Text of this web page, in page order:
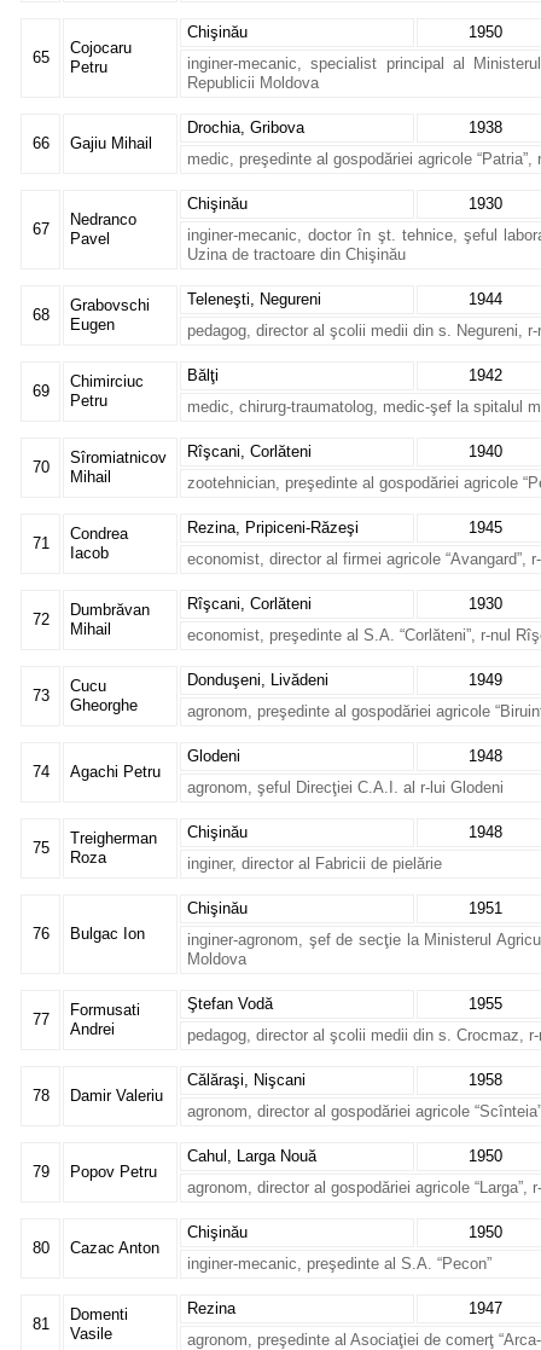
65
Cojocaru
Petru
Chişinău
1950
inginer-mecanic, specialist principal al
Republicii Moldova
66 Gajiu Mihail
Drochia, Gribova
1938
medic, preşedinte al gospodăriei agricole “Patria”,
67
Nedranco
Pavel
Chişinău
1930
inginer-mecanic, doctor în şt. tehnice, şeful
Uzina de tractoare din Chişinău
68
Grabovschi
Eugen
Teleneşti, Negureni
1944
pedagog, director al şcolii medii din s. Negureni,
69
Chimirciuc
Petru
Bălţi
1942
medic, chirurg-traumatolog, medic-şef la spitalul
70
Sîromiatnicov
Mihail
Rîşcani, Corlăteni
1940
zootehnician, preşedinte al gospodăriei agricole
71
Condrea
Iacob
Rezina, Pripiceni-Răzeşi
1945
economist, director al firmei agricole “Avangard”,
72
Dumbrăvan
Mihail
Rîşcani, Corlăteni
1930
economist, preşedinte al S.A. “Corlăteni”, r-nul
73
Cucu
Gheorghe
Donduşeni, Livădeni
1949
agronom, preşedinte al gospodăriei agricole
74 Agachi Petru
Glodeni
1948
agronom, şeful Direcţiei C.A.I. al r-lui Glodeni
75
Treigherman
Roza
Chişinău
1948
inginer, director al Fabricii de pielărie
76 Bulgac Ion
Chişinău
1951
inginer-agronom, şef de secţie la Ministerul
Moldova
77
Formusati
Andrei
Ştefan Vodă
1955
pedagog, director al şcolii medii din s. Crocmaz,
78 Damir Valeriu
Călăraşi, Nişcani
1958
agronom, director al gospodăriei agricole
79 Popov Petru
Cahul, Larga Nouă
1950
agronom, director al gospodăriei agricole “Larga”,
80 Cazac Anton
Chişinău
1950
inginer-mecanic, preşedinte al S.A. “Pecon”
81
Domenti
Vasile
Rezina
1947
agronom, preşedinte al Asociaţiei de comerţ